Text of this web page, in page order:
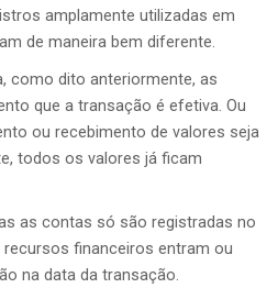
amplamente utilizadas em
de maneira bem diferente.
como dito anteriormente, as
que a transação é efetiva. Ou
ou recebimento de valores seja
todos os valores já ficam
as contas só são registradas no
financeiros entram ou
na data da transação.